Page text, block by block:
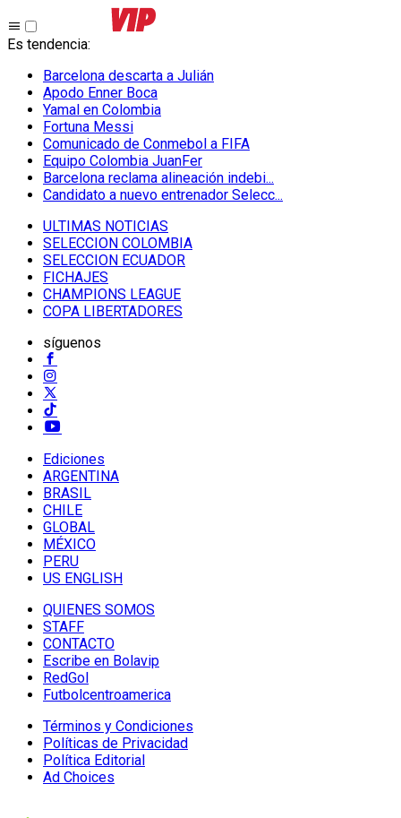
Es tendencia:
Barcelona descarta a Julián
Apodo Enner Boca
Yamal en Colombia
Fortuna Messi
Comunicado de Conmebol a FIFA
Equipo Colombia JuanFer
Barcelona reclama alineación indebi...
Candidato a nuevo entrenador Selecc...
ULTIMAS NOTICIAS
SELECCION COLOMBIA
SELECCION ECUADOR
FICHAJES
CHAMPIONS LEAGUE
COPA LIBERTADORES
síguenos
Ediciones
ARGENTINA
BRASIL
CHILE
GLOBAL
MÉXICO
PERU
US ENGLISH
QUIENES SOMOS
STAFF
CONTACTO
Escribe en Bolavip
RedGol
Futbolcentroamerica
Términos y Condiciones
Políticas de Privacidad
Política Editorial
Ad Choices